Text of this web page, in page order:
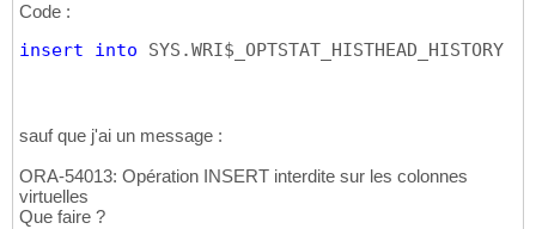
Code :
insert into SYS.WRI$_OPTSTAT_HISTHEAD_HISTORY
sauf que j'ai un message :
ORA-54013: Opération INSERT interdite sur les colonnes
virtuelles
Que faire ?